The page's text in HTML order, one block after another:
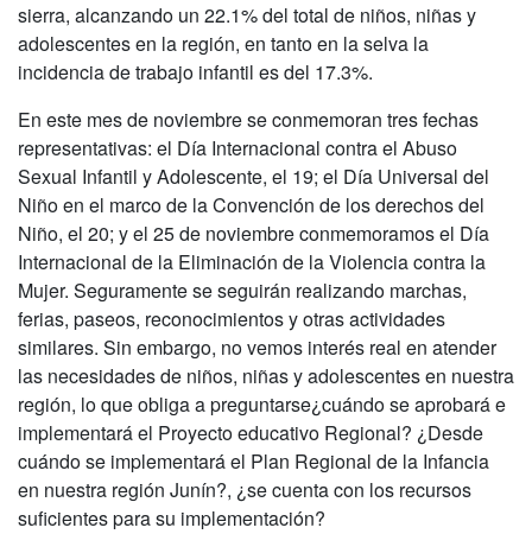
sierra, alcanzando un 22.1% del total de niños, niñas y
adolescentes en la región, en tanto en la selva la
incidencia de trabajo infantil es del 17.3%.
En este mes de noviembre se conmemoran tres fechas
representativas: el Día Internacional contra el Abuso
Sexual Infantil y Adolescente, el 19; el Día Universal del
Niño en el marco de la Convención de los derechos del
Niño, el 20; y el 25 de noviembre conmemoramos el Día
Internacional de la Eliminación de la Violencia contra la
Mujer. Seguramente se seguirán realizando marchas,
ferias, paseos, reconocimientos y otras actividades
similares. Sin embargo, no vemos interés real en atender
las necesidades de niños, niñas y adolescentes en nuestra
región, lo que obliga a preguntarse¿cuándo se aprobará e
implementará el Proyecto educativo Regional? ¿Desde
cuándo se implementará el Plan Regional de la Infancia
en nuestra región Junín?, ¿se cuenta con los recursos
suficientes para su implementación?